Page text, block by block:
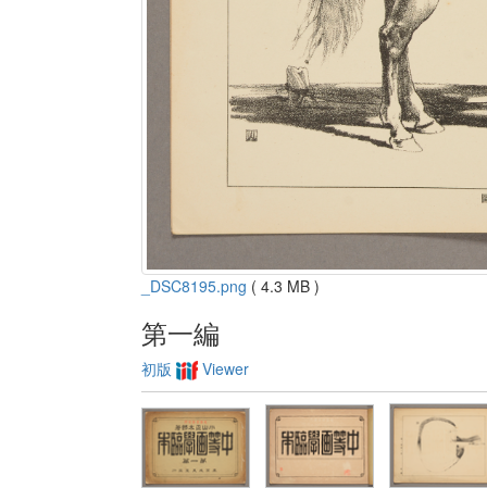
_DSC8195.png ( 4.3 MB )
第一編
初版 Viewer